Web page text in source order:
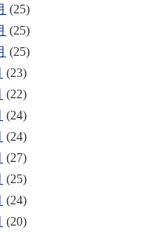
(25)
(25)
(25)
(23)
(22)
(24)
(24)
(27)
(25)
(24)
(20)